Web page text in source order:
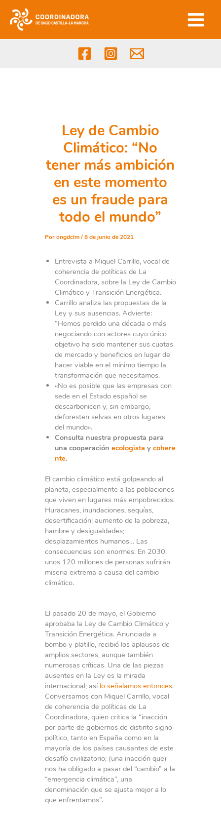
contenido
Ley de Cambio
Climático: “No
tener más ambición
en este momento
es un fraude para
todo el mundo”
Porongdclm/8 de junio de 2021
Entrevista a Miquel Carrillo, vocal de
coherencia de políticas de La
Coordinadora, sobre la Ley de Cambio
Climático y Transición Energética.
Carrillo analiza las propuestas de la
Ley y sus ausencias. Advierte:
“Hemos perdido una década o más
negociando con actores cuyo único
objetivo ha sido mantener sus cuotas
de mercado y beneficios en lugar de
hacer viable en el mínimo tiempo la
transformación que necesitamos.
«No es posible que las empresas con
sede en el Estado español se
descarbonicen y, sin embargo,
deforesten selvas en otros lugares
del mundo».
Consulta nuestra propuesta para
una cooperación ecologista y cohere
nte.
El cambio climático está golpeando al
planeta, especialmente a las poblaciones
que viven en lugares más empobrecidos.
Huracanes, inundaciones, sequías,
desertificación; aumento de la pobreza,
hambre y desigualdades;
desplazamientos humanos… Las
consecuencias son enormes. En 2030,
unos 120 millones de personas sufrirán
miseria extrema a causa del cambio
climático.
El pasado 20 de mayo, el Gobierno
aprobaba la Ley de Cambio Climático y
Transición Energética. Anunciada a
bombo y platillo, recibió los aplausos de
amplios sectores, aunque también
numerosas críticas. Una de las piezas
ausentes en la Ley es la mirada
internacional; así lo señalamos entonces.
Conversamos con Miquel Carrillo, vocal
de coherencia de políticas de La
Coordinadora, quien critica la “inacción
por parte de gobiernos de distinto signo
político, tanto en España como en la
mayoría de los países causantes de este
desafío civilizatorio; (una inacción que)
nos ha obligado a pasar del “cambio” a la
“emergencia climática”, una
denominación que se ajusta mejor a lo
que enfrentamos”.